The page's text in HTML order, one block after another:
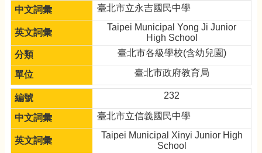
臺北市立永吉國民中學
Taipei Municipal Yong Ji Junior
High School
臺北市各級學校(含幼兒園)
臺北市政府教育局
232
臺北市立信義國民中學
Taipei Municipal Xinyi Junior High
School